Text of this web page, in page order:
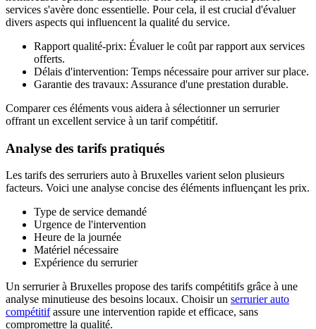
services s'avère donc essentielle. Pour cela, il est crucial d'évaluer
divers aspects qui influencent la qualité du service.
Rapport qualité-prix: Évaluer le coût par rapport aux services
offerts.
Délais d'intervention: Temps nécessaire pour arriver sur place.
Garantie des travaux: Assurance d'une prestation durable.
Comparer ces éléments vous aidera à sélectionner un serrurier
offrant un excellent service à un tarif compétitif.
Analyse des tarifs pratiqués
Les tarifs des serruriers auto à Bruxelles varient selon plusieurs
facteurs. Voici une analyse concise des éléments influençant les prix.
Type de service demandé
Urgence de l'intervention
Heure de la journée
Matériel nécessaire
Expérience du serrurier
Un serrurier à Bruxelles propose des tarifs compétitifs grâce à une
analyse minutieuse des besoins locaux. Choisir un serrurier auto
compétitifassure une intervention rapide et efficace, sans
compromettre la qualité.